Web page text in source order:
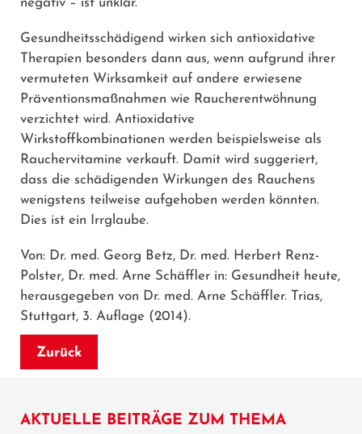
Gesundheitsschädigend wirken sich antioxidative
Therapien besonders dann aus, wenn aufgrund ihrer
vermuteten Wirksamkeit auf andere erwiesene
Präventionsmaßnahmen wie Raucherentwöhnung
verzichtet wird. Antioxidative
Wirkstoffkombinationen werden beispielsweise als
Rauchervitamine verkauft. Damit wird suggeriert,
dass die schädigenden Wirkungen des Rauchens
wenigstens teilweise aufgehoben werden könnten.
Dies ist ein Irrglaube.
Von: Dr. med. Georg Betz, Dr. med. Herbert Renz-
Polster, Dr. med. Arne Schäffler in: Gesundheit heute,
herausgegeben von Dr. med. Arne Schäffler. Trias,
Stuttgart, 3. Auflage (2014).
Zurück
AKTUELLE BEITRÄGE ZUM THEMA